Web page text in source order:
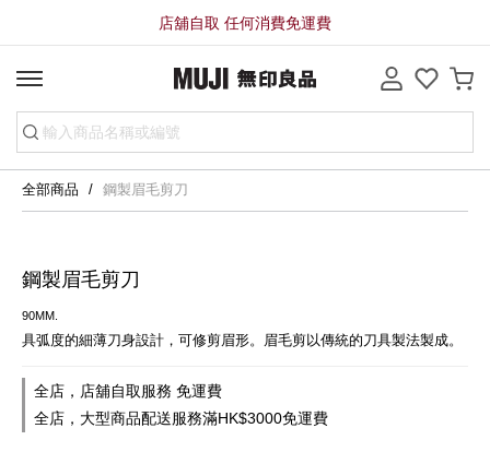
店舖自取 任何消費免運費
全部商品 鋼製眉毛剪刀
鋼製眉毛剪刀
90MM.
具弧度的細薄刀身設計，可修剪眉形。眉毛剪以傳統的刀具製法製成。
全店，店舖自取服務 免運費
全店，大型商品配送服務滿HK$3000免運費